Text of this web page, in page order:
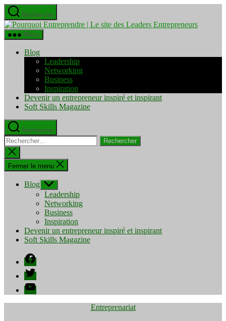
Aller
au
contenu
Recherche
Pourquoi
Menu
Blog
Leadership
Networking
Business
Inspiration
Devenir un entrepreneur inspiré et inspirant
Soft Skills Magazine
Recherche
Rechercher :
Fermer
la
recherche
Fermer le menu
Blog Afficher
le
sous-
menu
Leadership
Networking
Business
Inspiration
Devenir un entrepreneur inspiré et inspirant
Soft Skills Magazine
Facebook
Twitter
YouTube
Catégories
Entreprenariat